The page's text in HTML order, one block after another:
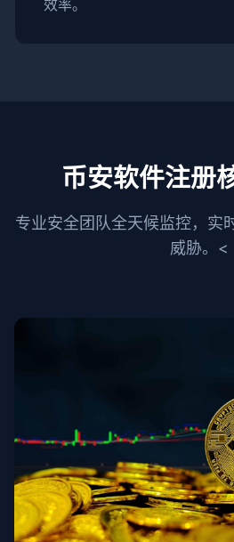
效率。
币安软件注册
专业安全团队全天候监控，实
威胁。<